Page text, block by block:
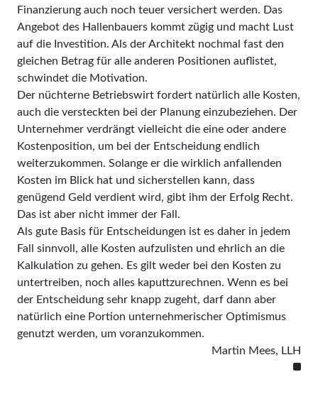
Finanzierung auch noch teuer versichert werden. Das
Angebot des Hallenbauers kommt zügig und macht Lust
auf die Investition. Als der Architekt nochmal fast den
gleichen Betrag für alle anderen Positionen auflistet,
schwindet die Motivation.
Der nüchterne Betriebswirt fordert natürlich alle Kosten,
auch die versteckten bei der Planung einzubeziehen. Der
Unternehmer verdrängt vielleicht die eine oder andere
Kostenposition, um bei der Entscheidung endlich
weiterzukommen. Solange er die wirklich anfallenden
Kosten im Blick hat und sicherstellen kann, dass
genügend Geld verdient wird, gibt ihm der Erfolg Recht.
Das ist aber nicht immer der Fall.
Als gute Basis für Entscheidungen ist es daher in jedem
Fall sinnvoll, alle Kosten aufzulisten und ehrlich an die
Kalkulation zu gehen. Es gilt weder bei den Kosten zu
untertreiben, noch alles kaputtzurechnen. Wenn es bei
der Entscheidung sehr knapp zugeht, darf dann aber
natürlich eine Portion unternehmerischer Optimismus
genutzt werden, um voranzukommen.
Martin Mees, LLH